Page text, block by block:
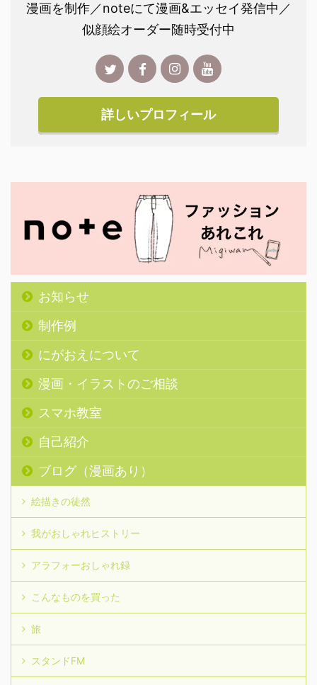
漫画を制作／noteにて漫画&エッセイ発信中／
似顔絵オーダー随時受付中
詳しいプロフィール
お知らせ
制作例
にがおえについて
漫画・イラストのご相談
スマホ教室
自己紹介
ブログ（漫画あり）
絵描きの徒然
我がおしゃれヒストリー
アラフォーおしゃれ録
こんなものを買った
旅
スタンドFM